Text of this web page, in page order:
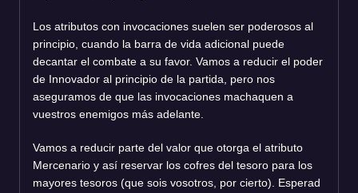
Los atributos con invocaciones suelen ser poderosos al
principio, cuando la barra de vida adicional puede
decantar el combate a su favor. Vamos a reducir el poder
de Innovador al principio de la partida, pero nos
aseguramos de que las invocaciones machaquen a
vuestros enemigos más adelante.
Vamos a reducir parte del valor que otorga el atributo
Mercenario y así reservar los cofres del tesoro para los
mayores tesoros (que sois vosotros, por cierto). Esperad